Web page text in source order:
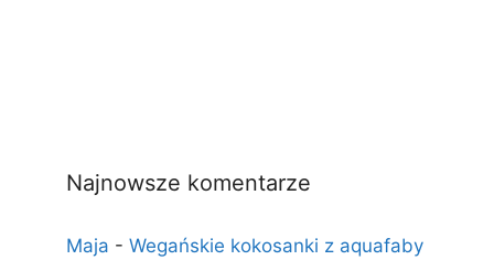
Najnowsze komentarze
Maja - Wegańskie kokosanki z aquafaby